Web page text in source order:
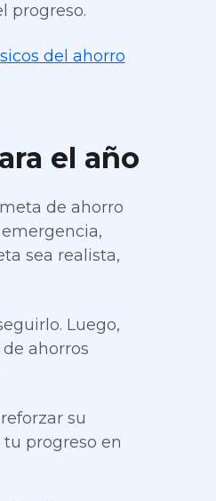
progreso.
del ahorro
el año
de ahorro
sea realista,
Luego,
ahorros
su
progreso en